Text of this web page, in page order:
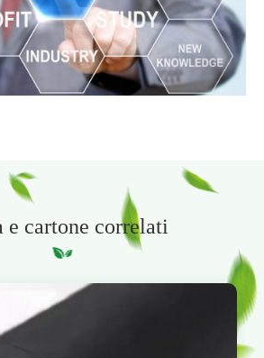
e cartone correlati